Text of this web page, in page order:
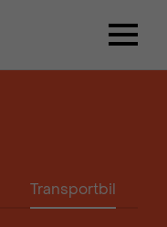
Transportbil